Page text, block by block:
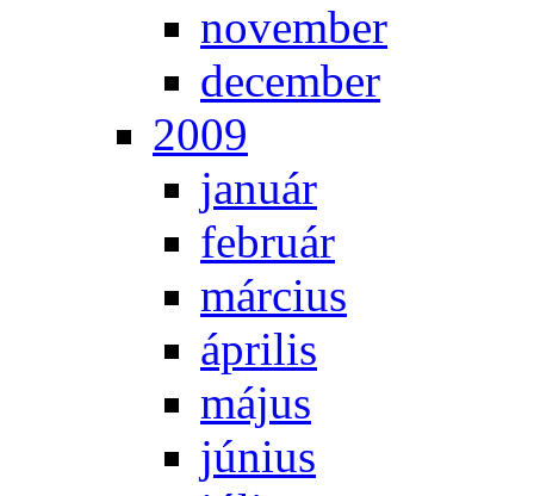
no­vem­ber
de­cem­ber
2009
ja­nu­ár
feb­ru­ár
már­ci­us
áp­ri­lis
má­jus
jú­ni­us